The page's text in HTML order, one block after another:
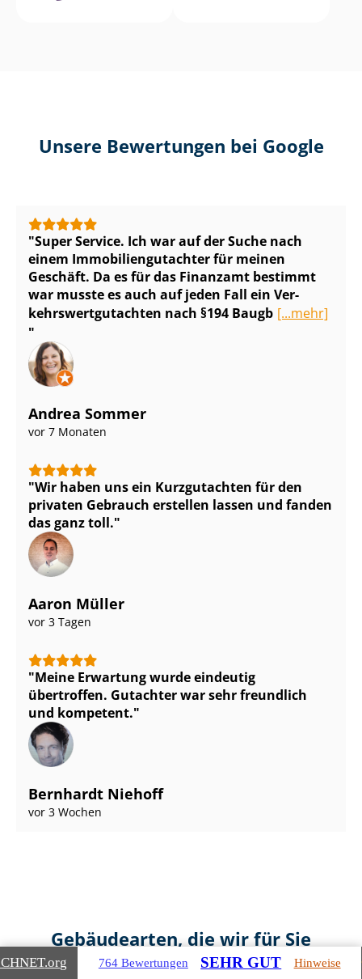
Unsere Bewertungen bei Google
Super Service. Ich war auf der Suche nach
einem Im­mo­bi­li­en­gut­ach­ter für meinen
Geschäft. Da es für das Finanzamt bestimmt
war musste es auch auf jeden Fall ein Ver­
kehrs­wert­gut­ach­ten nach §194 Baugb [...mehr]
Andrea Sommer
vor 7 Monaten
Wir haben uns ein Kurzgutachten für den
privaten Gebrauch erstellen lassen und fanden
das ganz toll.
Aaron Müller
vor 3 Tagen
Meine Erwartung wurde eindeutig
übertroffen. Gutachter war sehr freundlich
und kompetent.
Bernhardt Niehoff
vor 3 Wochen
Gebäudearten, die wir für Sie
bewerten
.org 764 Bewertungen SEHR GUT Hinweise